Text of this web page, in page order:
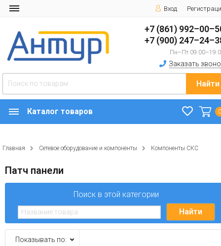
Вход
+7 (861)
+7 (900)
Пн–Пт
Заказать
Найти
Каталог товаров
Главная Сетевое оборудование и компоненты Компоненты СКС
Патч панели
Поиск в этой категории
Показывать по: